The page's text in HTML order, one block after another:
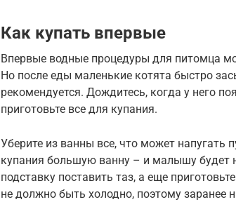
Как купать впервые
Впервые водные процедуры для питомца
Но после еды маленькие котята быстро
рекомендуется. Дождитесь, когда у него
приготовьте все для купания.
Уберите из ванны все, что может напугать
купания большую ванну – и малышу будет
подставку поставить таз, а еще
не должно быть холодно, поэтому заранее